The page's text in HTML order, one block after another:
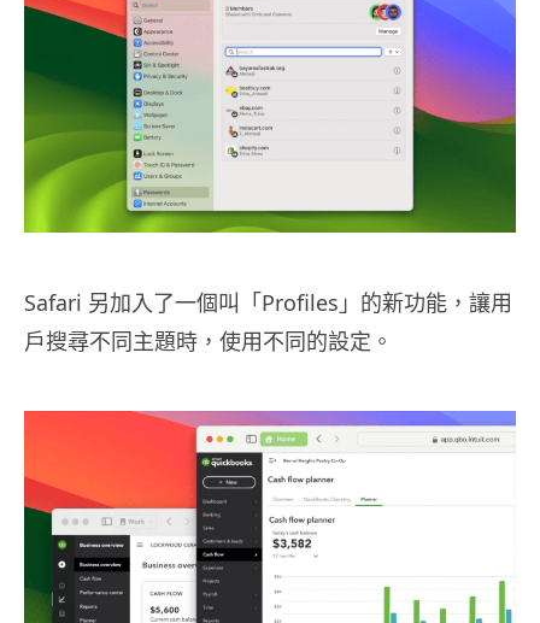
Safari 另加入了一個叫「Profiles」的新功能，讓用
戶搜尋不同主題時，使用不同的設定。